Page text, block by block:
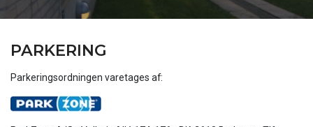
PARKERING
Parkeringsordningen varetages af: